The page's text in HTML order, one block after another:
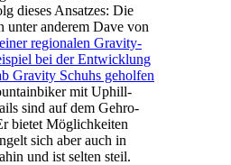
dieses Ansatzes: Die
anderem Dave von
regionalen Gravity-
bei der Entwicklung
Gravity Schuhs geholfen
mit Uphill-
sind auf dem Gehro-
bietet Möglichkeiten
sich aber auch in
und ist selten steil.